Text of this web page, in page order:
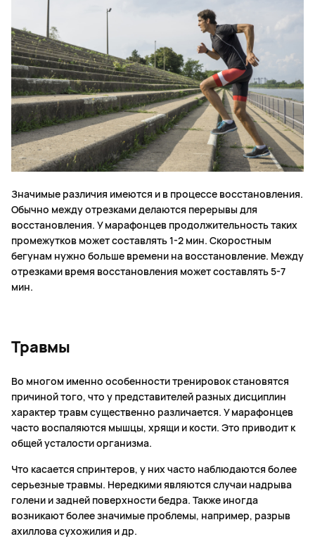
Значимые различия имеются и в процессе восстановления.
Обычно между отрезками делаются перерывы для
восстановления. У марафонцев продолжительность таких
промежутков может составлять 1-2 мин. Скоростным
бегунам нужно больше времени на восстановление. Между
отрезками время восстановления может составлять 5-7
мин.
Травмы
Во многом именно особенности тренировок становятся
причиной того, что у представителей разных дисциплин
характер травм существенно различается. У марафонцев
часто воспаляются мышцы, хрящи и кости. Это приводит к
общей усталости организма.
Что касается спринтеров, у них часто наблюдаются более
серьезные травмы. Нередкими являются случаи надрыва
голени и задней поверхности бедра. Также иногда
возникают более значимые проблемы, например, разрыв
ахиллова сухожилия и др.